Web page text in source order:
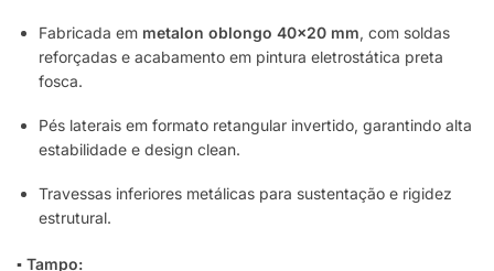
Fabricada em metalon oblongo 40×20 mm, com soldas
reforçadas e acabamento em pintura eletrostática preta
fosca.
Pés laterais em formato retangular invertido, garantindo alta
estabilidade e design clean.
Travessas inferiores metálicas para sustentação e rigidez
estrutural.
▪ Tampo: